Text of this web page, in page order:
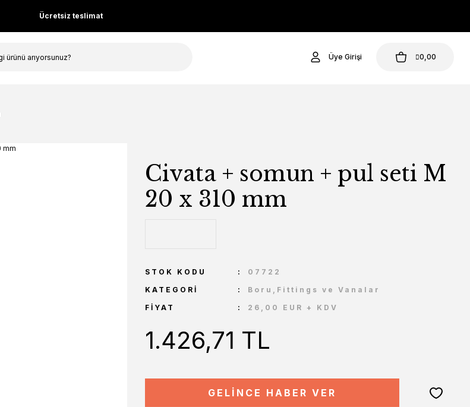
Ücretsiz teslimat
Üye Girişi 0,00
Civata + somun + pul seti M
20 x 310 mm
STOK KODU
07722
KATEGORI
Boru,Fittings ve Vanalar
FIYAT
26,00 EUR + KDV
1.426,71 TL
GELİNCE HABER VER